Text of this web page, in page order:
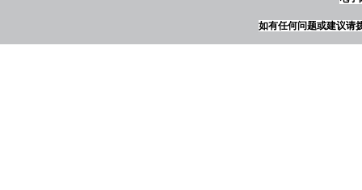
如有任何问题或建议请